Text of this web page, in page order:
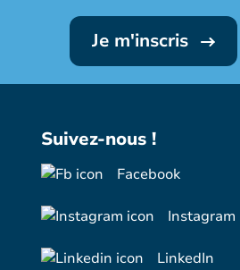
Je m'inscris
Suivez-nous !
Facebook
Instagram
LinkedIn